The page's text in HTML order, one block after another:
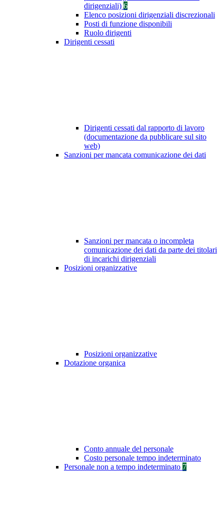
dirigenziali) 6
Elenco posizioni dirigenziali discrezionali
Posti di funzione disponibili
Ruolo dirigenti
Dirigenti cessati
Dirigenti cessati dal rapporto di lavoro
(documentazione da pubblicare sul sito
web)
Sanzioni per mancata comunicazione dei dati
Sanzioni per mancata o incompleta
comunicazione dei dati da parte dei titolari
di incarichi dirigenziali
Posizioni organizzative
Posizioni organizzative
Dotazione organica
Conto annuale del personale
Costo personale tempo indeterminato
Personale non a tempo indeterminato 7